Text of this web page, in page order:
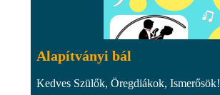
Alapítványi bál
Kedves Szülők, Öregdiákok, Ismerősök!